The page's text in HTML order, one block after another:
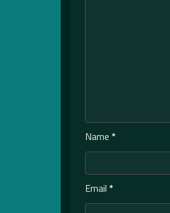
Name *
Email *